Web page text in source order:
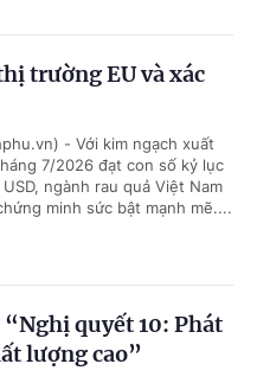
trường EU và xác
- Với kim ngạch xuất
7/2026 đạt con số kỷ lục
USD, ngành rau quả Việt Nam
minh sức bật mạnh mẽ....
quyết 10: Phát
lượng cao”